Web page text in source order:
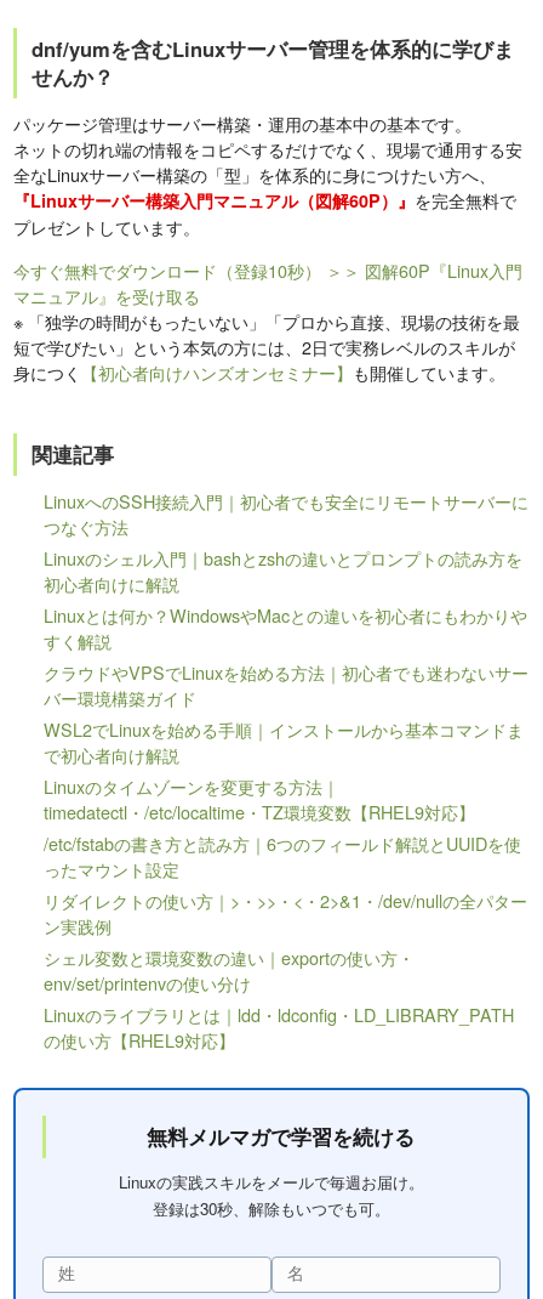
dnf/yumを含むLinuxサーバー管理を体系的に学びま
せんか？
パッケージ管理はサーバー構築・運用の基本中の基本です。
ネットの切れ端の情報をコピペするだけでなく、現場で通用する安
全なLinuxサーバー構築の「型」を体系的に身につけたい方へ、
『Linuxサーバー構築入門マニュアル（図解60P）』 を完全無料で
プレゼントしています。
今すぐ無料でダウンロード（登録10秒）
＞＞ 図解60P『Linux入門
マニュアル』を受け取る
※ 「独学の時間がもったいない」「プロから直接、現場の技術を最
短で学びたい」という本気の方には、2日で実務レベルのスキルが
身につく
【初心者向けハンズオンセミナー】 も開催しています。
関連記事
LinuxへのSSH接続入門｜初心者でも安全にリモートサーバーに
つなぐ方法
Linuxのシェル入門｜bashとzshの違いとプロンプトの読み方を
初心者向けに解説
Linuxとは何か？WindowsやMacとの違いを初心者にもわかりや
すく解説
クラウドやVPSでLinuxを始める方法｜初心者でも迷わないサー
バー環境構築ガイド
WSL2でLinuxを始める手順｜インストールから基本コマンドま
で初心者向け解説
Linuxのタイムゾーンを変更する方法｜
timedatectl・/etc/localtime・TZ環境変数【RHEL9対応】
/etc/fstabの書き方と読み方｜6つのフィールド解説とUUIDを使
ったマウント設定
リダイレクトの使い方｜>・>>・<・2>&1・/dev/nullの全パター
ン実践例
シェル変数と環境変数の違い｜exportの使い方・
env/set/printenvの使い分け
Linuxのライブラリとは｜ldd・ldconfig・LD_LIBRARY_PATH
の使い方【RHEL9対応】
無料メルマガで学習を続ける
Linuxの実践スキルをメールで毎週お届け。
登録は30秒、解除もいつでも可。